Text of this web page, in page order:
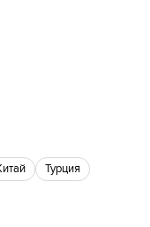
Китай
Турция